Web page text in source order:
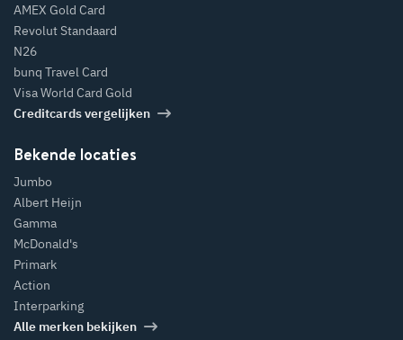
AMEX Gold Card
Revolut Standaard
N26
bunq Travel Card
Visa World Card Gold
Creditcards vergelijken
Bekende locaties
Jumbo
Albert Heijn
Gamma
McDonald's
Primark
Action
Interparking
Alle merken bekijken